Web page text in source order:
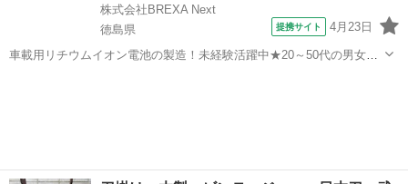
株式会社BREXA Next
徳島県
提携サイト 4月23日
車載用リチウムイオン電池の製造！未経験活躍中★20～50代の男女活